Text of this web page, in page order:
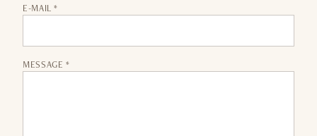
E-MAIL *
MESSAGE *